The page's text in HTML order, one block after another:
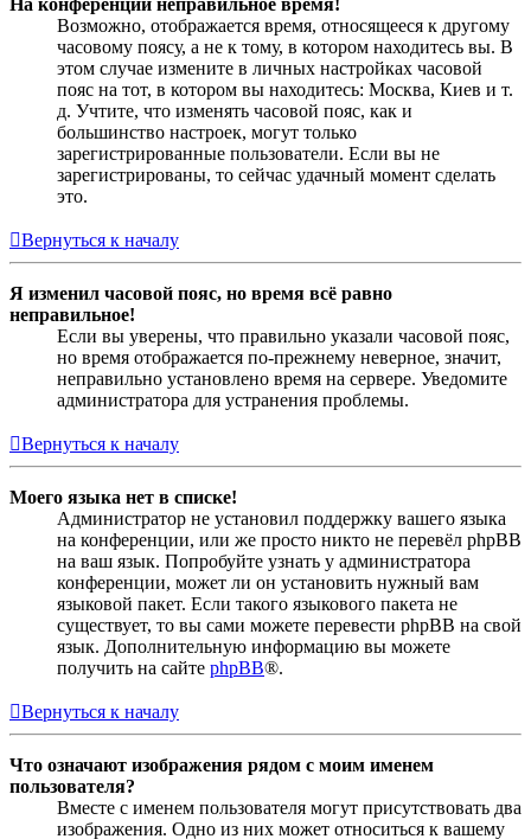
На конференции неправильное время!
Возможно, отображается время, относящееся к другому
часовому поясу, а не к тому, в котором находитесь вы. В
этом случае измените в личных настройках часовой
пояс на тот, в котором вы находитесь: Москва, Киев и т.
д. Учтите, что изменять часовой пояс, как и
большинство настроек, могут только
зарегистрированные пользователи. Если вы не
зарегистрированы, то сейчас удачный момент сделать
это.
Вернуться к началу
Я изменил часовой пояс, но время всё равно
неправильное!
Если вы уверены, что правильно указали часовой пояс,
но время отображается по-прежнему неверное, значит,
неправильно установлено время на сервере. Уведомите
администратора для устранения проблемы.
Вернуться к началу
Моего языка нет в списке!
Администратор не установил поддержку вашего языка
на конференции, или же просто никто не перевёл phpBB
на ваш язык. Попробуйте узнать у администратора
конференции, может ли он установить нужный вам
языковой пакет. Если такого языкового пакета не
существует, то вы сами можете перевести phpBB на свой
язык. Дополнительную информацию вы можете
получить на сайте phpBB®.
Вернуться к началу
Что означают изображения рядом с моим именем
пользователя?
Вместе с именем пользователя могут присутствовать два
изображения. Одно из них может относиться к вашему